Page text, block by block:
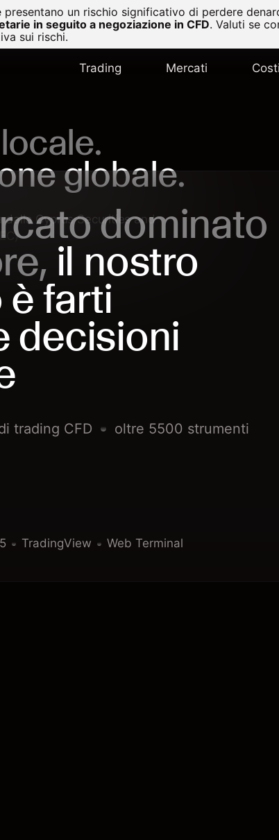
un rischio significativo di perdere
in seguito a negoziazione in CFD. Valuti se
sui rischi.
Trading Mercati Costi
dominato
il nostro
farti
decisioni
trading CFD oltre 5500 strumenti
TradingView Web Terminal
globale.
Cyprus Securities and